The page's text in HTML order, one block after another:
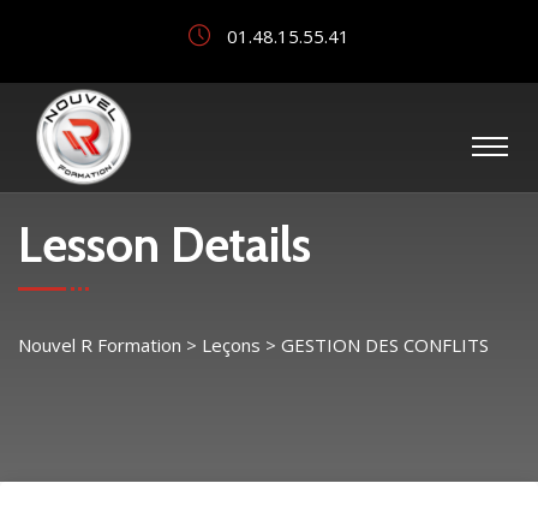
01.48.15.55.41
Lesson Details
Nouvel R Formation > Leçons > GESTION DES CONFLITS